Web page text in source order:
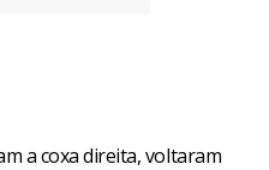
a coxa direita, voltaram